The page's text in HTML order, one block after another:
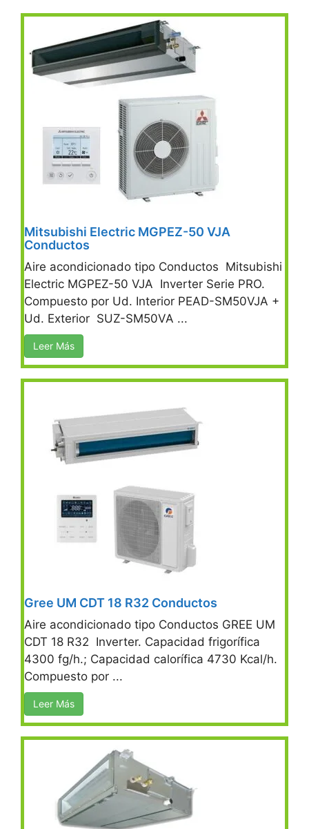
Mitsubishi Electric MGPEZ-50 VJA
Conductos
Aire acondicionado tipo Conductos Mitsubishi
Electric MGPEZ-50 VJA Inverter Serie PRO.
Compuesto por Ud. Interior PEAD-SM50VJA +
Ud. Exterior SUZ-SM50VA ...
Leer Más
Gree UM CDT 18 R32 Conductos
Aire acondicionado tipo Conductos GREE UM
CDT 18 R32 Inverter. Capacidad frigorífica
4300 fg/h.; Capacidad calorífica 4730 Kcal/h.
Compuesto por ...
Leer Más